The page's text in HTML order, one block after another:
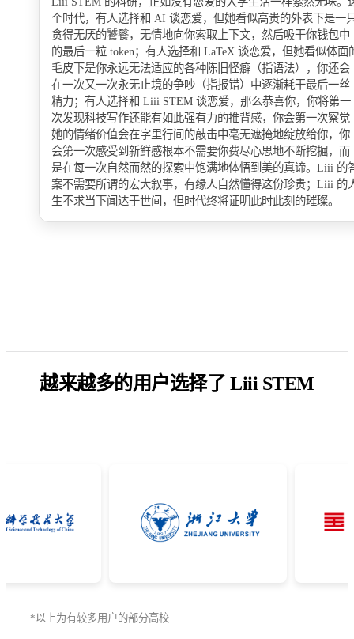
个时代，有人选择和 AI 谈恋爱，但她看似高贵的外表下是一
贪得无厌的饕餮，无情地向你索取上下文，然后吸干你钱包中
的最后一粒 token；有人选择和 LaTeX 谈恋爱，但她看似体面
毛皮下是你永远无法适应的各种陈旧怪癖（指语法），你还会
在一次又一次永无止境的争吵（指报错）中逐渐耗干最后一丝
精力；有人选择和 Liii STEM 谈恋爱，那么恭喜你，你将第一
次发现科技写作还能有如此强有力的推背感，你会第一次察觉
她的情绪价值会在字里行间的敲击中毫无遮掩地绽放给你，你
会第一次感受到新鲜感根本不需要你费尽心思地不断挖掘，而
是在每一次自然而然的探索中饱满地体悟到美的真谛。Liii 的
案不需要所谓的宏大叙事，有缘人自然懂得这份珍贵；Liii 的
生不求当下闻达于世间，但时代终将证明此时此刻的璀璨。
越来越多的用户选择了 Liii STEM
*以上为有较多用户的部分高校